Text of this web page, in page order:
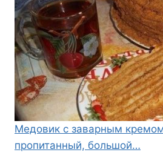
Медовик с заварным
пропитанный, большой…